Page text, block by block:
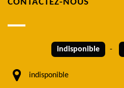
CONTACTEZ-NOUS
indisponible -
indisponible